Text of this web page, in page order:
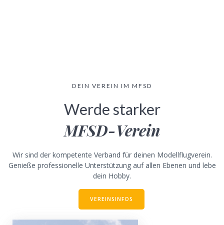
DEIN VEREIN IM MFSD
Werde starker
MFSD-Verein
Wir sind der kompetente Verband für deinen Modellflugverein.
Genieße professionelle Unterstützung auf allen Ebenen und lebe
dein Hobby.
VEREINSINFOS